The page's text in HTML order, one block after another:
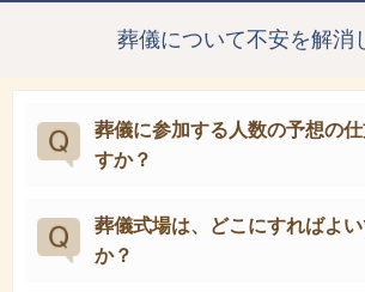
葬儀について不安を解消
葬儀に参加する人数の予想の
すか？
葬儀式場は、どこにすればよい
か？